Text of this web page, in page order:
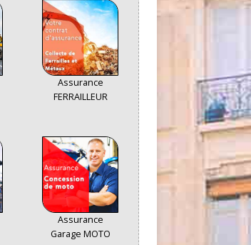
Assurance
FERRAILLEUR
Assurance
Garage MOTO